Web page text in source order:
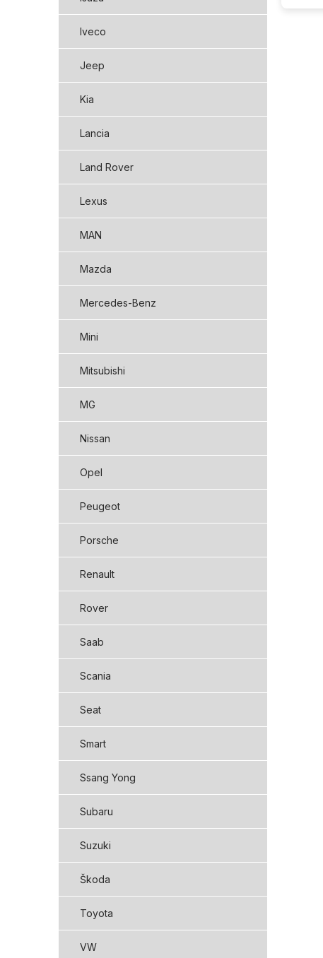
Iveco
Jeep
Kia
Lancia
Land Rover
Lexus
MAN
Mazda
Mercedes-Benz
Mini
Mitsubishi
MG
Nissan
Opel
Peugeot
Porsche
Renault
Rover
Saab
Scania
Seat
Smart
Ssang Yong
Subaru
Suzuki
Škoda
Toyota
VW